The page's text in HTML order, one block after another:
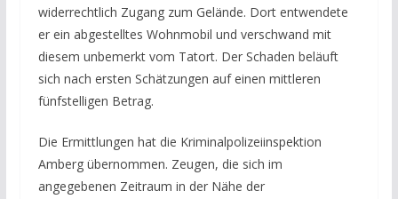
widerrechtlich Zugang zum Gelände. Dort entwendete
er ein abgestelltes Wohnmobil und verschwand mit
diesem unbemerkt vom Tatort. Der Schaden beläuft
sich nach ersten Schätzungen auf einen mittleren
fünfstelligen Betrag.
Die Ermittlungen hat die Kriminalpolizeiinspektion
Amberg übernommen. Zeugen, die sich im
angegebenen Zeitraum in der Nähe der